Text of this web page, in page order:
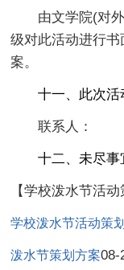
由文学院(对外
级对此活动进行
案。
十一、此次活动
联系人：
十二、未尽事
【学校泼水节活
学校泼水节活动策
泼水节策划方案08-